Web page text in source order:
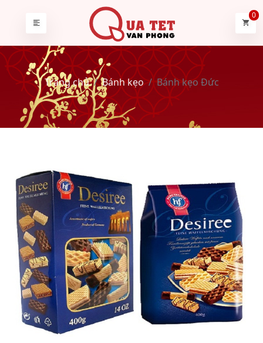
0
Trang chủ Bánh kẹo Bánh kẹo Đức